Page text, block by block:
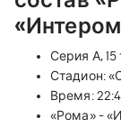
Серия А, 15
Стадион:
Время:
«Рома» -